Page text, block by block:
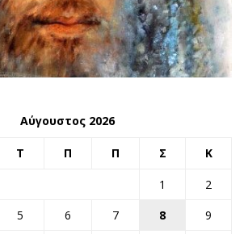
Αύγουστος 2026
Τ Π Π Σ Κ
1
2
5 6 7 8
9